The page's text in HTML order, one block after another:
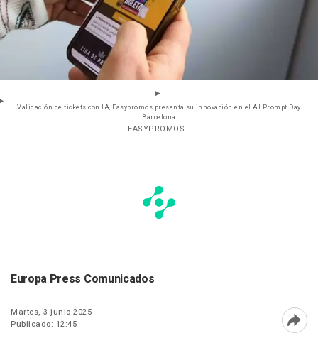
Validación de tickets con IA, Easypromos presenta su innovación en el AI Prompt Day
Barcelona
- EASYPROMOS
Europa Press Comunicados
Martes, 3 junio 2025
Publicado: 12:45